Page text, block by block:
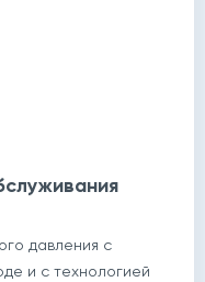
давления с
и с технологией